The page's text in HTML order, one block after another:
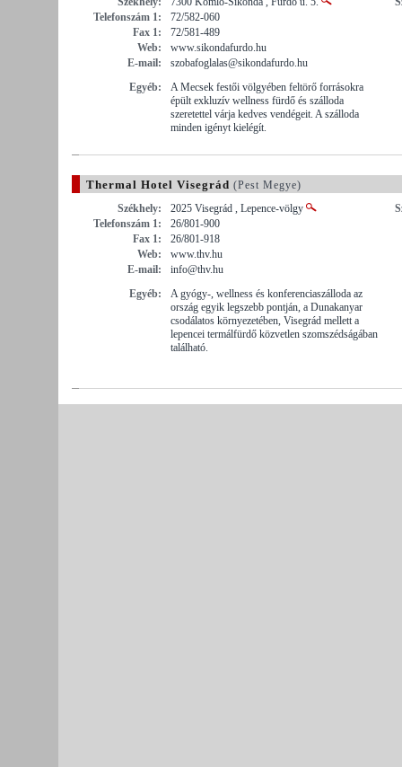
Telefonszám 1:
72/582-060
Fax 1:
72/581-489
Web:
www.sikondafurdo.hu
E-mail:
szobafoglalas@sikondafurdo.hu
Egyéb:
A Mecsek festői völgyében feltörő forrásokra
épült exkluzív wellness fürdő és szálloda
szeretettel várja kedves vendégeit. A szálloda
minden igényt kielégít.
Thermal Hotel Visegrád (Pest Megye)
Székhely:
2025 Visegrád , Lepence-völgy
Telefonszám 1:
26/801-900
Fax 1:
26/801-918
Web:
www.thv.hu
E-mail:
info@thv.hu
Egyéb:
A gyógy-, wellness és konferenciaszálloda az
ország egyik legszebb pontján, a Dunakanyar
csodálatos környezetében, Visegrád mellett a
lepencei termálfürdő közvetlen szomszédságában
található.